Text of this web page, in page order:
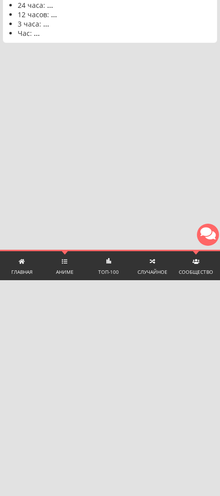
ГЛАВНАЯ АНИМЕ ТОП-100 СЛУЧАЙНОЕ СООБЩЕСТВО
24 часа: ...
12 часов: ...
3 часа: ...
Час: ...